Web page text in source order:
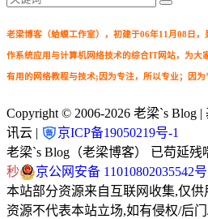
老梁博客（蛤蟆工作室），初建于06年11月08日，
作系统应用与计算机网络技术的综合IT网站，为大
有用的网络教程与技术;因为专注，所以专业；因为
Copyright © 2006-2026 老梁`s Blog |
讯云 |
京ICP备19050219号-1
老梁`s Blog（老梁博客） 已苟延残
秒
京公网安备 11010802035542号
本站部分资源来自互联网收集,仅
资源不代表本站立场,如有侵权/后